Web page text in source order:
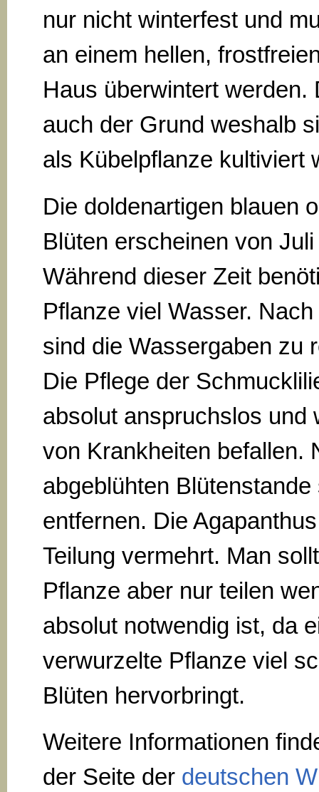
nur nicht winterfest und
an einem hellen,
Haus überwintert werden.
auch der Grund weshalb
als Kübelpflanze kultiviert
Die doldenartigen blauen
Blüten erscheinen von
Während dieser Zeit
Pflanze viel Wasser.
sind die Wassergaben zu
Die Pflege der
absolut anspruchslos und
von Krankheiten befallen.
abgeblühten Blütenstande
entfernen. Die
Teilung vermehrt. Man
Pflanze aber nur teilen
absolut notwendig ist, da
verwurzelte Pflanze viel
Blüten hervorbringt.
Weitere Informationen
der Seite der deutschen